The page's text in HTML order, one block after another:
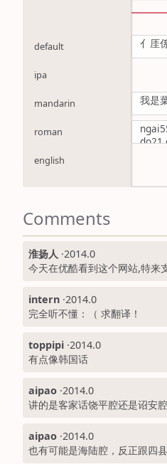
default
ipa
mandarin
roman
english
亻厓
我是
do21
Comments
淮扬人 ·2014.0
今天在优酷看到这个网站,特来
intern ·2014.0
完全听不懂：（ 求翻译！
toppipi ·2014.0
有点像韩国话
aipao ·2014.0
讲的是客家话饶平腔还是诏安
aipao ·2014.0
也有可能是海陆腔，反正跟四